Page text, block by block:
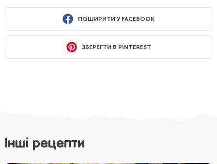
ПОШИРИТИ У FACEBOOK
ЗБЕРЕГТИ В PINTEREST
Інші рецепти